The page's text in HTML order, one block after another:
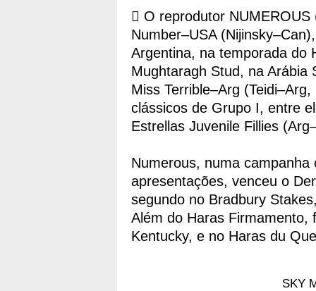
 O reprodutor
Number–USA
Argentina, na temporada do
Mughtaragh Stud, na Arábia
Miss Terrible–Arg
clássicos de Grupo I, entre
Estrellas Juvenile Fillies
Numerous, numa
apresentações, venceu o
segundo no Bradbury
Além do Haras Firmamento,
Kentucky, e no Haras du
SKY